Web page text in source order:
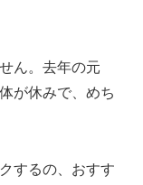
ん。去年の元
が休みで、めち
するの、おすす